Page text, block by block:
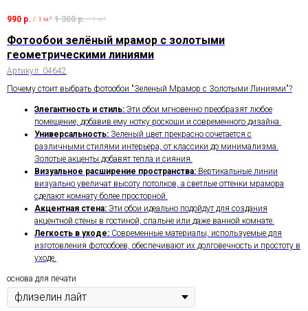
990 р. / 1 м² 1 300 р. / 1 м²
Фотообои зелёный мрамор с золотыми
геометрическими линиями
Артикул: 04642
Почему стоит выбрать фотообои "Зеленый Мрамор с Золотыми Линиями"?
Элегантность и стиль: Эти обои мгновенно преобразят любое
помещение, добавив ему нотку роскоши и современного дизайна.
Универсальность: Зеленый цвет прекрасно сочетается с
различными стилями интерьера, от классики до минимализма.
Золотые акценты добавят тепла и сияния.
Визуальное расширение пространства: Вертикальные линии
визуально увеличат высоту потолков, а светлые оттенки мрамора
сделают комнату более просторной.
Акцентная стена: Эти обои идеально подойдут для создания
акцентной стены в гостиной, спальне или даже ванной комнате.
Легкость в уходе: Современные материалы, используемые для
изготовления фотообоев, обеспечивают их долговечность и простоту в
уходе.
основа для печати